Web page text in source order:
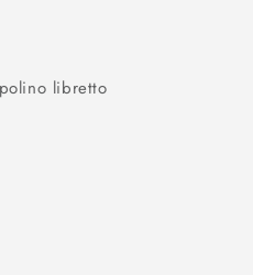
libretto